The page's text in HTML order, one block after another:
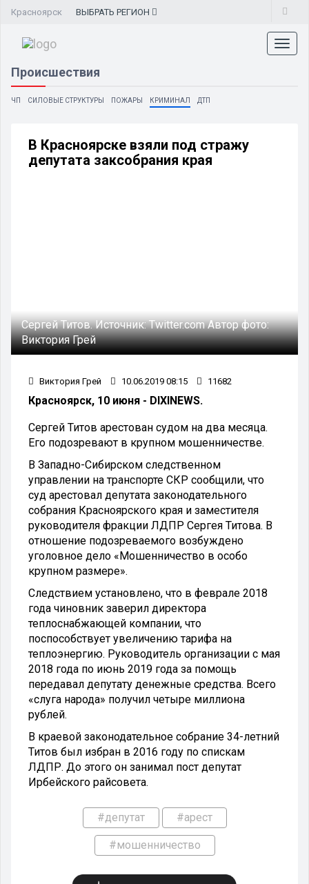
Красноярск ВЫБРАТЬ РЕГИОН
Происшествия
ЧП СИЛОВЫЕ СТРУКТУРЫ ПОЖАРЫ КРИМИНАЛ ДТП
В Красноярске взяли под стражу
депутата заксобрания края
Сергей Титов.Источник:Twitter.comАвтор фото:
Виктория Грей
Виктория Грей 10.06.2019 08:15 11682
Красноярск, 10 июня - DIXINEWS.
Сергей Титов арестован судом на два месяца.
Его подозревают в крупном мошенничестве.
В Западно-Сибирском следственном
управлении на транспорте СКР сообщили, что
суд арестовал депутата законодательного
собрания Красноярского края и заместителя
руководителя фракции ЛДПР Сергея Титова. В
отношение подозреваемого возбуждено
уголовное дело «Мошенничество в особо
крупном размере».
Следствием установлено, что в феврале 2018
года чиновник заверил директора
теплоснабжающей компании, что
поспособствует увеличению тарифа на
теплоэнергию. Руководитель организации с мая
2018 года по июнь 2019 года за помощь
передавал депутату денежные средства. Всего
«слуга народа» получил четыре миллиона
рублей.
В краевой законодательное собрание 34-летний
Титов был избран в 2016 году по спискам
ЛДПР. До этого он занимал пост депутат
Ирбейского райсовета.
#депутат #арест
#мошенничество